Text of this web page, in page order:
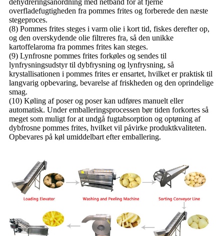
dehydreringsanordning med netbånd for at fjerne
overfladefugtigheden fra pommes frites og forberede den næste
stegeproces.
(8) Pommes frites steges i varm olie i kort tid, fiskes derefter op,
og den overskydende olie filtreres fra, så den unikke
kartoffelaroma fra pommes frites kan steges.
(9) Lynfrosne pommes frites forkøles og sendes til
lynfrysningsudstyr til dybfrysning og lynfrysning, så
krystallisationen i pommes frites er ensartet, hvilket er praktisk til
langvarig opbevaring, bevarelse af friskheden og den oprindelige
smag.
(10) Køling af poser og poser kan udføres manuelt eller
automatisk. Under emballeringsprocessen bør tiden forkortes så
meget som muligt for at undgå fugtabsorption og optøning af
dybfrosne pommes frites, hvilket vil påvirke produktkvaliteten.
Opbevares på køl umiddelbart efter emballering.